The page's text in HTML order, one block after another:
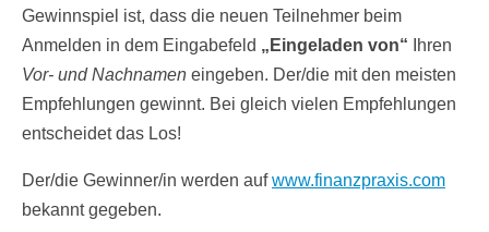
Gewinnspiel ist, dass die neuen Teilnehmer beim
Anmelden in dem Eingabefeld „Eingeladen von“
Ihren
Vor- und Nachnamen eingeben. Der/die mit den meisten
Empfehlungen gewinnt. Bei gleich vielen Empfehlungen
entscheidet das Los!
Der/die Gewinner/in werden aufwww.finanzpraxis.com
bekannt gegeben.